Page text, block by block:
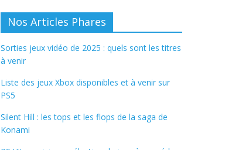
Nos Articles Phares
Sorties jeux vidéo de 2025 : quels sont les titres
à venir
Liste des jeux Xbox disponibles et à venir sur
PS5
Silent Hill : les tops et les flops de la saga de
Konami